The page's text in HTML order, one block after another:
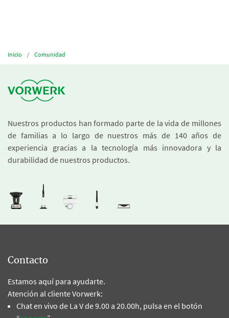
Inicio Comunidad
Nuestros productos han formado parte de la vida de millones
de familias a lo largo de nuestros más de 140 años de
experiencia gracias a la tecnología más innovadora y la
durabilidad de nuestros productos.
Contacto
Estamos aquí para ayudarte.
Atención al cliente Vorwerk:
Chat en vivo de La V de 9.00 a 20.00h, pulsa en el botón